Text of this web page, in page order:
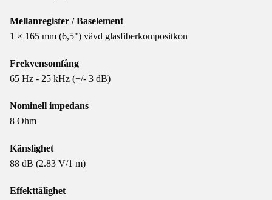
Mellanregister / Baselement
1 × 165 mm (6,5") vävd glasfiberkompositkon
Frekvensomfång
65 Hz - 25 kHz (+/- 3 dB)
Nominell impedans
8 Ohm
Känslighet
88 dB (2.83 V/1 m)
Effekttålighet